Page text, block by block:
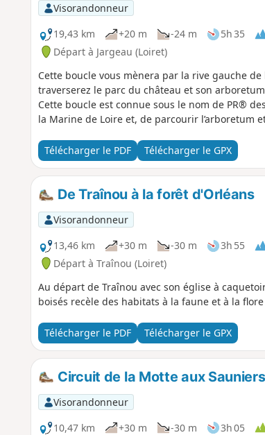
Visorandonneur
19,43 km
+20 m -24 m 5h 35
Départ à Jargeau (Loiret)
Cette boucle vous mènera par la rive gauche
traverserez le parc du château et son
Cette boucle est connue sous le nom de PR®
la Marine de Loire et, de parcourir l’arboretum
Télécharger le PDF Télécharger le GPX
De Traînou à la forêt d'Orléans
Visorandonneur
13,46 km
+30 m -30 m 3h 55
Départ à Traînou (Loiret)
Au départ de Traînou avec son église à
boisés recèle des habitats à la faune et à la
Télécharger le PDF Télécharger le GPX
Circuit de la Motte aux Sauniers
Visorandonneur
10,47 km
+30 m -30 m 3h 05